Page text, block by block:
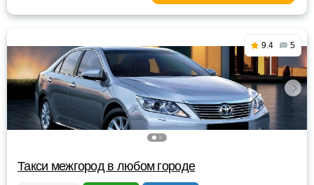
9.4 5
Такси межгород в любом городе